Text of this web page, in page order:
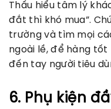
Thấu hiểu tâm lý
đắt thì khó mua”.
trường và tìm mọi
ngoài lề, để hàng
đến tay người tiêu
6. Phụ kiện